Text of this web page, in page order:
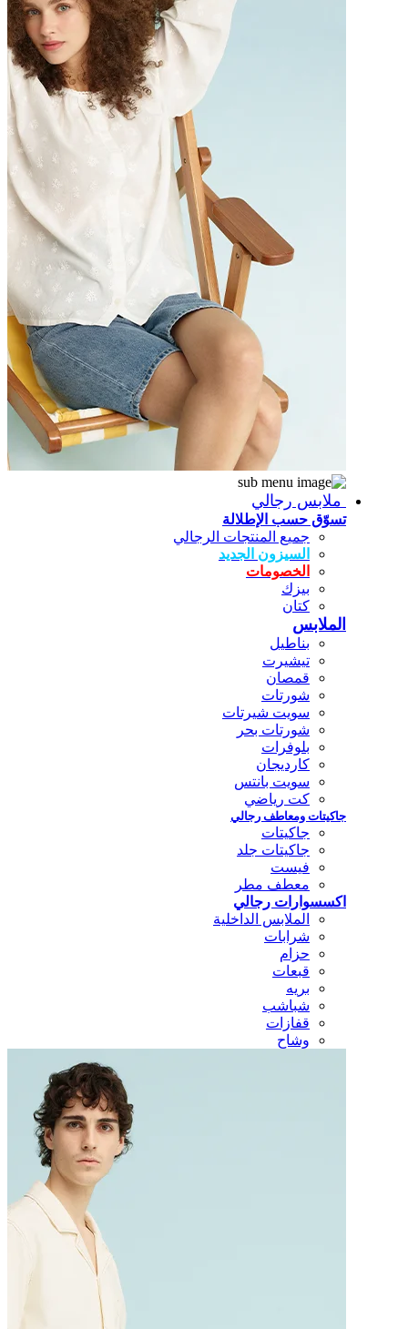
ملابس رجالي
تسوّق حسب الإطلالة
جميع المنتجات الرجالي
السيزون الجديد
الخصومات
بيزك
كتان
الملابس
بناطيل
تيشيرت
قمصان
شورتات
سويت شيرتات
شورتات بحر
بلوفرات
كارديجان
سويت بانتس
كت رياضي
جاكيتات ومعاطف رجالي
جاكيتات
جاكيتات جلد
فيست
معطف مطر
اكسسوارات رجالي
الملابس الداخلية
شرابات
حزام
قبعات
بريه
شباشب
قفازات
وشاح